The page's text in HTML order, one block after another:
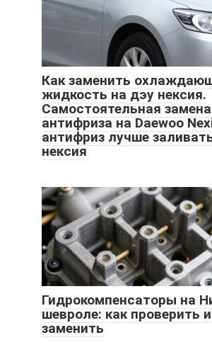
Как заменить
жидкость на дэу нексия.
Самостоятельная замена
антифриза на Daewoo
антифриз лучше
нексия
Гидрокомпенсаторы на
шевроле: как проверить и
заменить